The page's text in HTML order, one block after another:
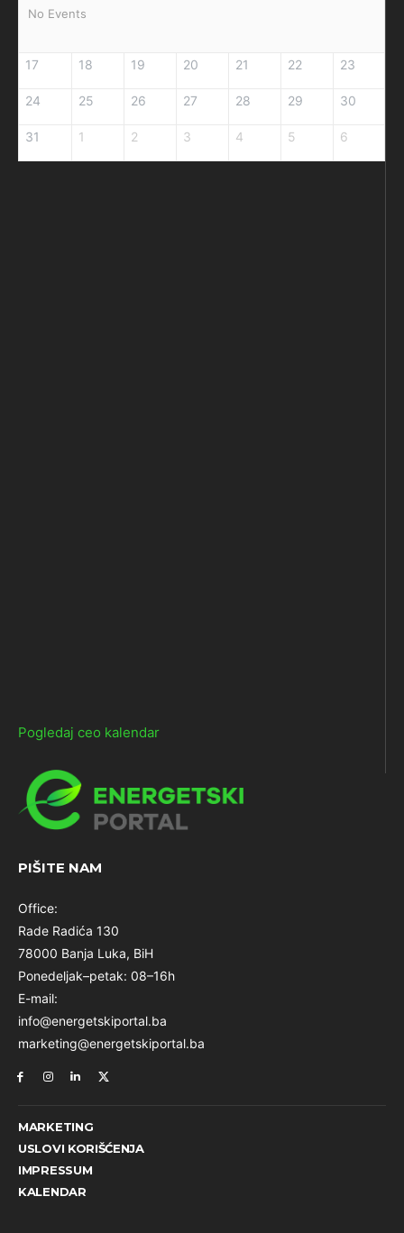
No Events
17 18 19 20 21 22 23
24 25 26 27 28 29 30
31 1 2 3 4 5 6
Pogledaj ceo kalendar
PIŠITE NAM
Office:
Rade Radića 130
78000 Banja Luka, BiH
Ponedeljak–petak: 08–16h
E-mail:
info@energetskiportal.ba
marketing@energetskiportal.ba
MARKETING
USLOVI KORIŠĆENJA
IMPRESSUM
KALENDAR